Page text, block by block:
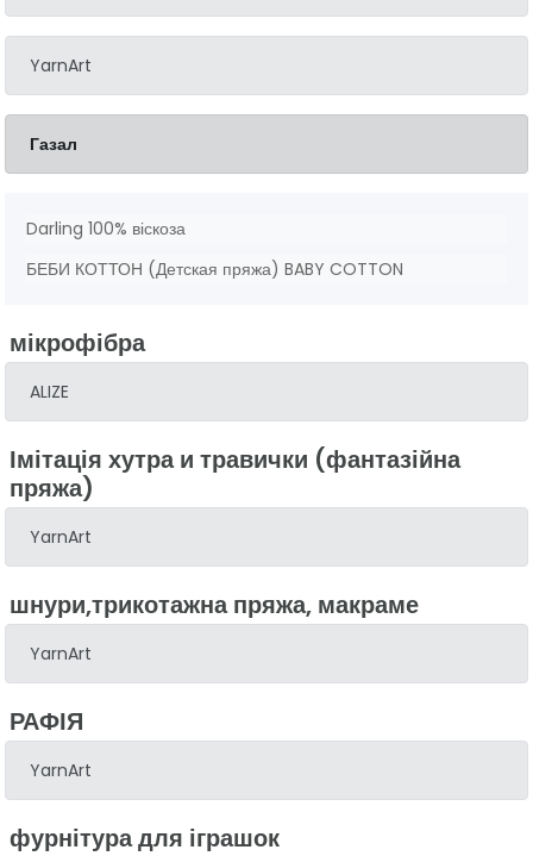
YarnArt
Газал
Darling 100% віскоза
БЕБИ КОТТОН (Детская пряжа) BABY COTTON
мікрофібра
ALIZE
Імітація хутра и травички (фантазійна
пряжа)
YarnArt
шнури,трикотажна пряжа, макраме
YarnArt
РАФІЯ
YarnArt
фурнітура для іграшок